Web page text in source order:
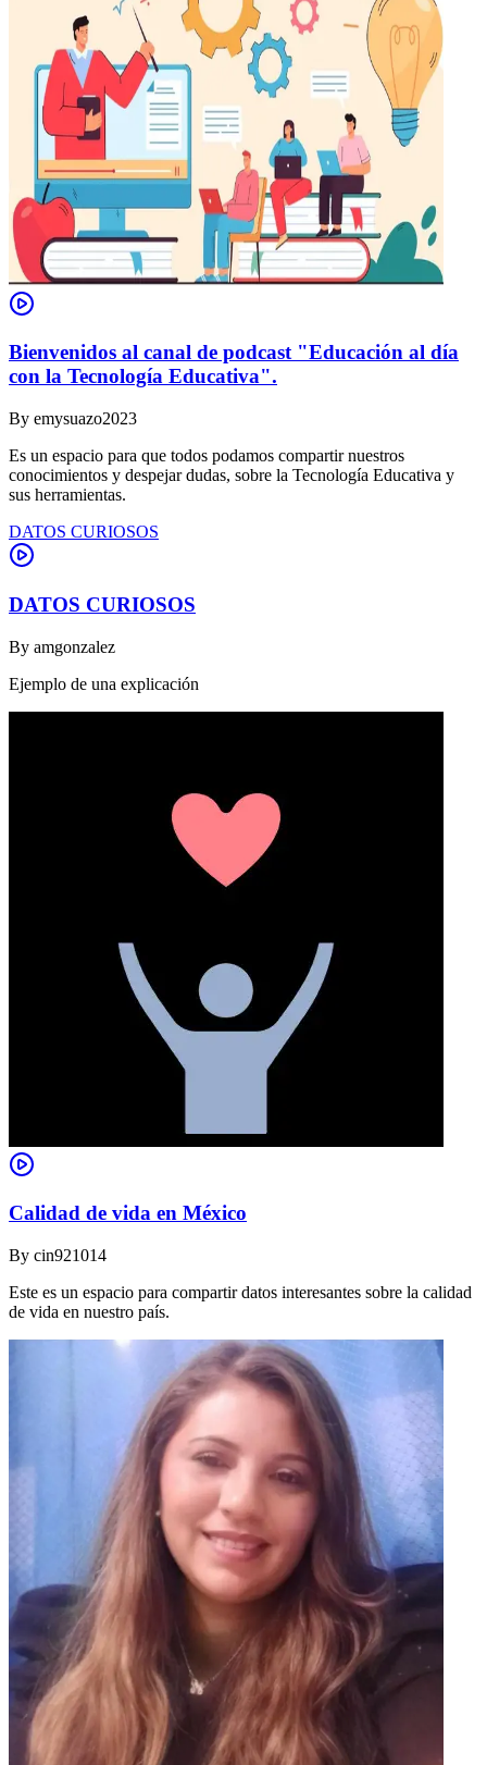
Bienvenidos al canal de podcast "Educación al día
con la Tecnología Educativa".
By emysuazo2023
Es un espacio para que todos podamos compartir nuestros
conocimientos y despejar dudas, sobre la Tecnología Educativa y
sus herramientas.
DATOS CURIOSOS
DATOS CURIOSOS
By amgonzalez
Ejemplo de una explicación
Calidad de vida en México
By cin921014
Este es un espacio para compartir datos interesantes sobre la calidad
de vida en nuestro país.